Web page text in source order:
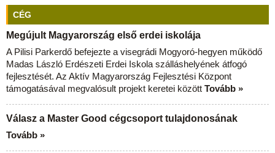
CÉG
Megújult Magyarország első erdei iskolája
A Pilisi Parkerdő befejezte a visegrádi Mogyoró-hegyen működő
Madas László Erdészeti Erdei Iskola szálláshelyének átfogó
fejlesztését. Az Aktív Magyarország Fejlesztési Központ
támogatásával megvalósult projekt keretei között Tovább »
Válasz a Master Good cégcsoport tulajdonosának
Tovább »